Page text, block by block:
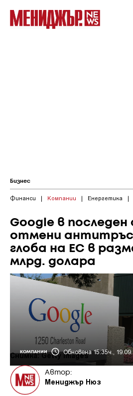
Бизнес
Финанси | Компании | Енергетика |
Google в
отмени
глоба на ЕС в
млрд. долара
КОМПАНИИ Обновена 15:35ч.,
Снимка: Getty Images
Автор:
Мениджър Нюз